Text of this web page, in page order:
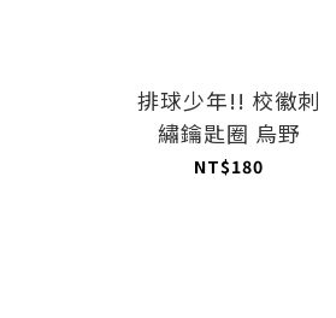
排球少年!! 校徽刺
繡鑰匙圈 烏野
NT$180